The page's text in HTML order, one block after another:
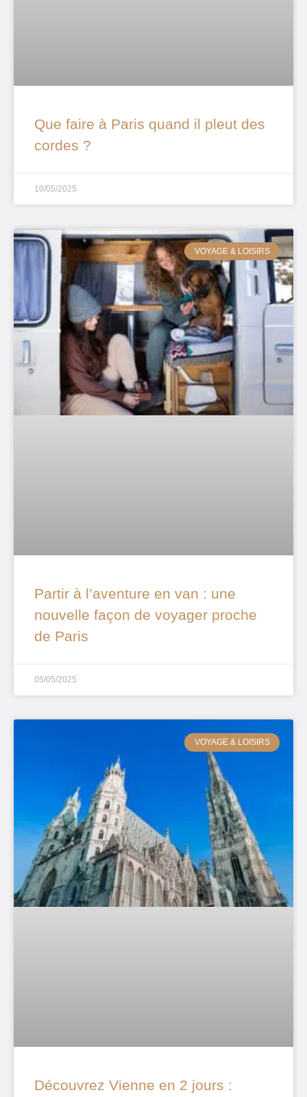
Que faire à Paris quand il pleut des
cordes ?
10/05/2025
VOYAGE & LOISIRS
Partir à l’aventure en van : une
nouvelle façon de voyager proche
de Paris
05/05/2025
VOYAGE & LOISIRS
Découvrez Vienne en 2 jours :